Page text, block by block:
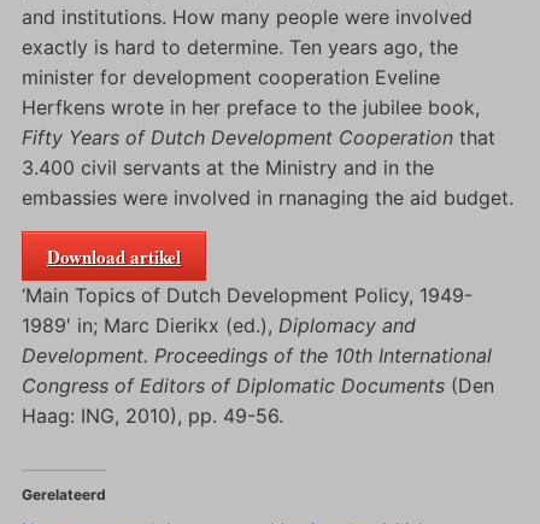
and institutions. How many people were involved
exactly is hard to determine. Ten years ago, the
minister for development cooperation Eveline
Herfkens wrote in her preface to the jubilee book,
Fifty Years of Dutch Development Cooperationthat
3.400 civil servants at the Ministry and in the
embassies were involved in rnanaging the aid budget.
Download artikel
‘Main Topics of Dutch Development Policy, 1949-
1989′ in; Marc Dierikx (ed.), Diplomacy and
Development. Proceedings of the 10th International
Congress of Editors of Diplomatic Documents(Den
Haag: ING, 2010), pp. 49-56.
Gerelateerd